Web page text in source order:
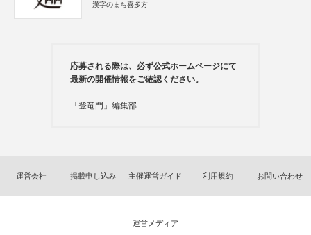
漢字のまち喜多方
応募される際は、必ず公式ホームページにて
最新の開催情報をご確認ください。
「登竜門」編集部
運営会社 掲載申し込み 主催運営ガイド 利用規約 お問い合わせ
運営メディア